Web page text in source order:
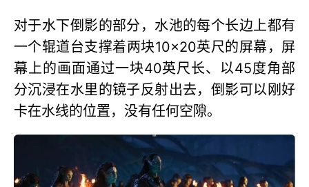
对于水下倒影的部分，水池的每个长边上都有
一个辊道台支撑着两块10×20英尺的屏幕，屏
幕上的画面通过一块40英尺长、以45度角部
分沉浸在水里的镜子反射出去，倒影可以刚好
卡在水线的位置，没有任何空隙。